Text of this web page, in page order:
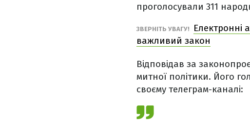
проголосували 311
ЗВЕРНІТЬ УВАГУ!
Електронні
важливий закон
Відповідав за
митної політики. Його
своєму телеграм-каналі: